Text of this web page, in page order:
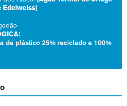
de plástico 25% reciclado e 100%